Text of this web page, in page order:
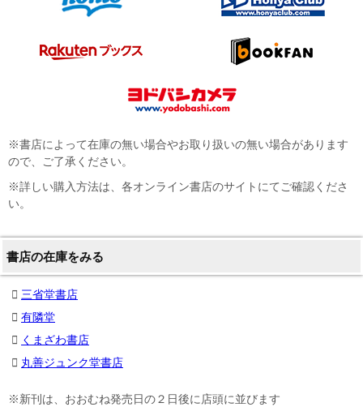
※書店によって在庫の無い場合やお取り扱いの無い場合があります
ので、ご了承ください。
※詳しい購入方法は、各オンライン書店のサイトにてご確認くださ
い。
書店の在庫をみる
三省堂書店
有隣堂
くまざわ書店
丸善ジュンク堂書店
※新刊は、おおむね発売日の２日後に店頭に並びます